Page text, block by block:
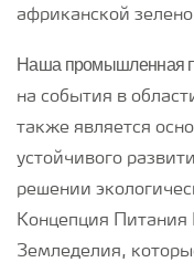
африканской
Наша промышленная
на события в
также является
устойчивого
решении
Концепция Питания
Земледелия,